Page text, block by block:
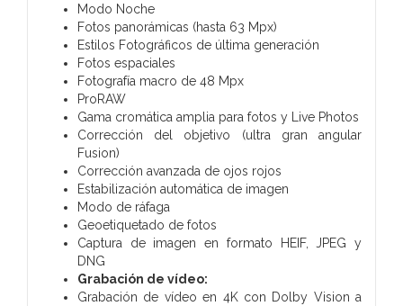
Modo Noche
Fotos panorámicas (hasta 63 Mpx)
Estilos Fotográficos de última generación
Fotos espaciales
Fotografía macro de 48 Mpx
ProRAW
Gama cromática amplia para fotos y Live Photos
Corrección del objetivo (ultra gran angular
Fusion)
Corrección avanzada de ojos rojos
Estabili­zación automática de imagen
Modo de ráfaga
Geoetiquetado de fotos
Captura de imagen en formato HEIF, JPEG y
DNG
Grabación de vídeo:
Grabación de vídeo en 4K con Dolby Vision a